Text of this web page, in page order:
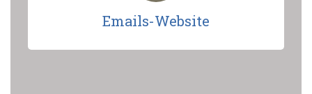
Emails-Website